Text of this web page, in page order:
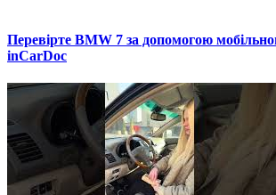
Перевірте BMW 7 за допомогою
inCarDoc